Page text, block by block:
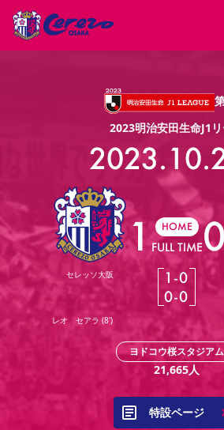
順位表
チームについて
選手・スタッフ スケジュール メディア情報
アカデミー ハナサカプレーヤー 歴代所属選手
チケット
チケット情報 販売スケジュール 価格・席種
シーズンシート
法人シーズンシート 福祉サ
特定興行入場券
譲渡サービス リセールサー
観戦ガイド
初めて観戦ガイド キッズ向けサービス
観戦マナー&ルール
ビジターサポーター観戦
スタジアム
YANMAR HANASAKA STADIUM
DAZNで観戦
クラブを知る
セレッソ大阪について
クラブ紹介 シーズン記録 求人情報
サポートする
パートナー企業募集中 セレッソ大阪VISAカー
セレッソアイデアちょうだいな
応援商店街
Lise（ライセンスビジネス）
サステナビリティポリシー SDGsのゴール
SPORT POSITIVE LEAGUES
ファンクラブ
ファンクラブ
SAKURA SOCIO SAKURA POINT Program
会員規定 婚姻届・出生届
ニュース
チケット イベント
アカデミー
2023明治安田生命J1
セレッソ大阪
レオ セアラ (8')
1 HOME
FULL TIME
1-0
0-0
ヨドコウ桜スタジアム
21,665人
特設ページ